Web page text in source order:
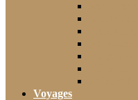
Voyages